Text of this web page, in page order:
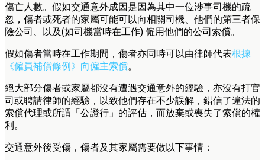
傷亡人數。假如交通意外成因是因為其中一位涉事司機的疏
忽，傷者或死者的家屬可能可以向相關司機、他們的第三者保
險公司、以及(如司機當時在工作) 僱用他們的公司索償。
假如傷者當時在工作期間，傷者亦同時可以由律師代表根據
《僱員補償條例》向僱主索償。
絕大部分傷者或家屬都沒有遭遇交通意外的經驗，亦沒有打官
司或聘請律師的經驗，以致他們存在不少誤解，錯信了違法的
索償代理或所謂「公證行」的評估，而放棄或喪失了索償的權
利。
交通意外後受傷，傷者及其家屬需要做以下事情：